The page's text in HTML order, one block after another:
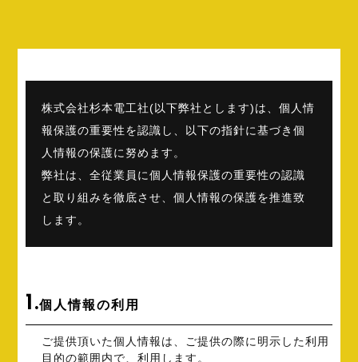
株式会社杉本電工社(以下弊社とします)は、個人情
報保護の重要性を認識し、以下の指針に基づき個
人情報の保護に努めます。
弊社は、全従業員に個人情報保護の重要性の認識
と取り組みを徹底させ、個人情報の保護を推進致
します。
1.個人情報の利用
ご提供頂いた個人情報は、ご提供の際に明示した利用
目的の範囲内で、利用します。